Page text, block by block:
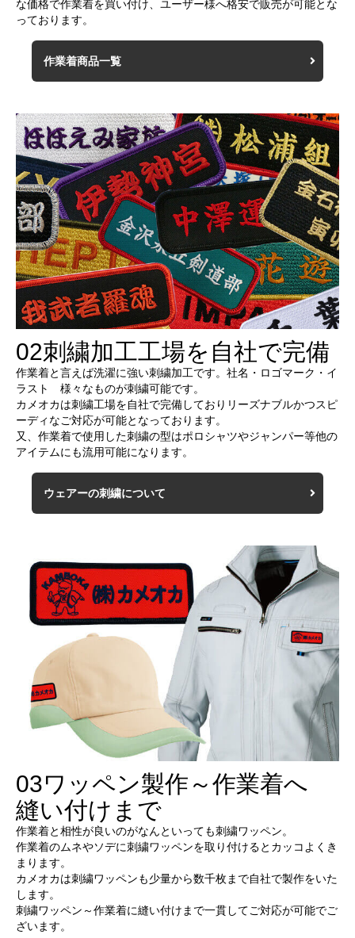
な価格で作業着を買い付け、ユーザー様へ格安で販売が可能とな
っております。
作業着商品一覧
02刺繍加工工場を自社で完備
作業着と言えば洗濯に強い刺繍加工です。社名・ロゴマーク・イ
ラスト 様々なものが刺繍可能です。
カメオカは刺繍工場を自社で完備しておりリーズナブルかつスピ
ーディなご対応が可能となっております。
又、作業着で使用した刺繍の型はポロシャツやジャンパー等他の
アイテムにも流用可能になります。
ウェアーの刺繍について
03ワッペン製作～作業着へ
縫い付けまで
作業着と相性が良いのがなんといっても刺繍ワッペン。
作業着のムネやソデに刺繍ワッペンを取り付けるとカッコよくき
まります。
カメオカは刺繍ワッペンも少量から数千枚まで自社で製作をいた
します。
刺繍ワッペン～作業着に縫い付けまで一貫してご対応が可能でご
ざいます。